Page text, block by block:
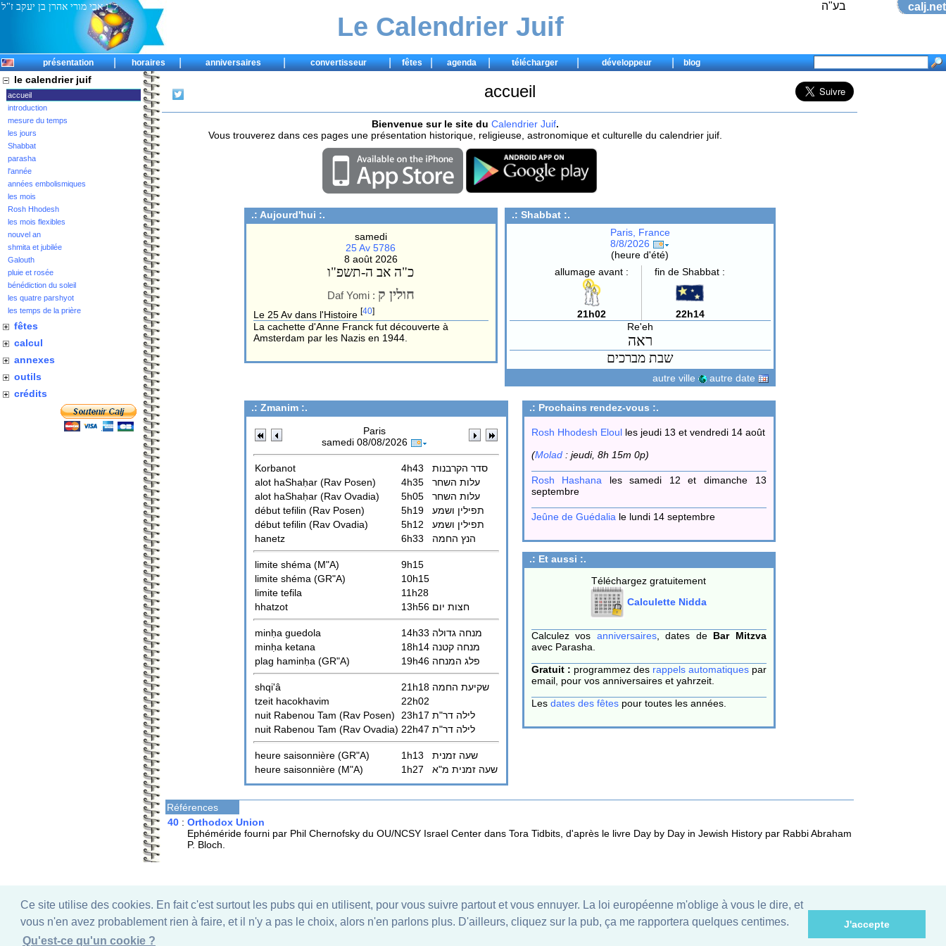
Ce site utilise des cookies. En fait c'est surtout les pubs qui en utilisent, pour vous suivre partout et vous ennuyer. La loi européenne m'oblige à vous le dire, et
vous n'en avez probablement rien à faire, et il n'y a pas le choix, alors n'en parlons plus. D'ailleurs, cliquez sur la pub, ça me rapportera quelques centimes.
Qu'est-ce qu'un cookie ?
J'accepte
ל"נ אבי מורי אהרן בן יעקב ז"ל
Le Calendrier Juif
בע"ה calj.net
présentation | horaires | anniversaires | convertisseur | fêtes | agenda | télécharger | développeur | blog
le calendrier juif
accueil
introduction
mesure du temps
les jours
Shabbat
parasha
l'année
années embolismiques
les mois
Rosh Hhodesh
les mois flexibles
nouvel an
shmita et jubilée
Galouth
pluie et rosée
bénédiction du soleil
les quatre parshyot
les temps de la prière
fêtes
calcul
annexes
outils
crédits
accueil
Bienvenue sur le site du Calendrier Juif.
Vous trouverez dans ces pages une présentation historique, religieuse, astronomique et culturelle du calendrier juif.
.: Aujourd'hui :.
samedi
25 Av 5786
8 août 2026
כ"ה אב ה-תשפ"ו
Daf Yomi : חולין ק
Le 25 Av dans l'Histoire [40]
La cachette d'Anne Franck fut découverte à
Amsterdam par les Nazis en 1944.
.: Shabbat:.
Paris, France
8/8/2026
(heure d'été)
allumage avant :
fin de Shabbat :
21h02
22h14
Re'eh
ראה
שבת מברכים
autre ville autre date
.: Zmanim:.
Paris
samedi 08/08/2026
Korbanot 4h43
סדר הקרבנות
alot haShaḥar(Rav Posen) 4h35
עלות השחר
alot haShaḥar(Rav Ovadia) 5h05
עלות השחר
début tefilin (Rav Posen) 5h19
תפילין ושמע
début tefilin (Rav Ovadia) 5h12
תפילין ושמע
hanetz
6h33 הנץ החמה
limite shéma (M"A)
9h15
limite shéma (GR"A)
10h15
limite tefila
11h28
hhatzot
13h56 חצות יום
minḥa guedola 14h33 מנחה גדולה
minḥa ketana
18h14 מנחה קטנה
plag haminḥa (GR"A)
19h46 פלג המנחה
shqi'â 21h18 שקיעת החמה
tzeit hacokhavim
22h02
nuit Rabenou Tam (Rav Posen) 23h17 לילה דר"ת
nuit Rabenou Tam (Rav Ovadia) 22h47 לילה דר"ת
heure saisonnière (GR"A) 1h13
שעה זמנית
heure saisonnière (M"A)
1h27 שעה זמנית מ"א
.: Prochains rendez-vous :.
Rosh Hhodesh Eloulles jeudi 13 et vendredi 14 août
(Molad: jeudi, 8h 15m 0p)
Rosh Hashana les samedi 12 et dimanche 13
septembre
Jeûne de Guédalia le lundi 14 septembre
.: Et aussi :.
Téléchargez gratuitement
Calculette Nidda
Calculez vos anniversaires, dates de Bar Mitzva
avec Parasha.
Gratuit : programmez des rappels automatiquespar
email, pour vos anniversaires et yahrzeit.
Les dates des fêtespour toutes les années.
Références
40 : Orthodox Union
Ephéméride fourni par Phil Chernofsky du OU/NCSY Israel Center dans Tora Tidbits, d'après le livre Day by Day in Jewish History par Rabbi Abraham
P. Bloch.
introduction